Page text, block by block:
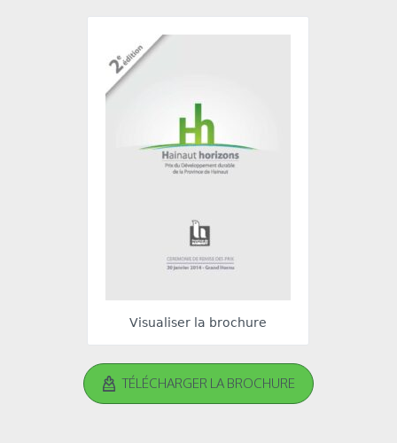
Visualiser la brochure
TÉLÉCHARGER LA BROCHURE